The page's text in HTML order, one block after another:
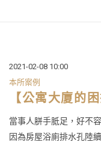
2021-02-08 10:00
本所案例
【公寓大廈的
當事人胼手胝足，好不
因為房屋浴廁排水孔陸